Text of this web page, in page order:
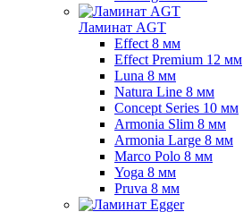
Ламинат AGT
Effect 8 мм
Effect Premium 12 мм
Luna 8 мм
Natura Line 8 мм
Concept Series 10 мм
Armonia Slim 8 мм
Armonia Large 8 мм
Marco Polo 8 мм
Yoga 8 мм
Pruva 8 мм